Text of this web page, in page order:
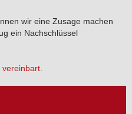
wir eine Zusage machen
ein Nachschlüssel